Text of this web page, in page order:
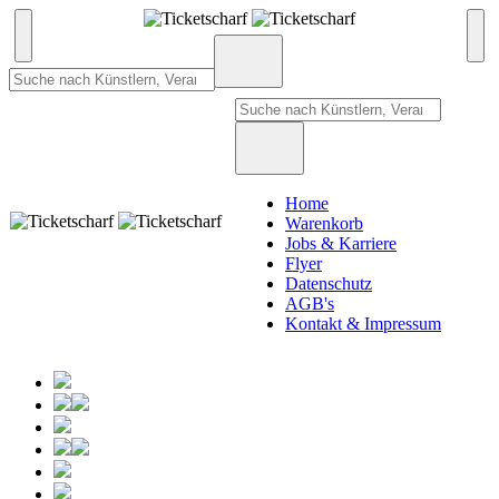
Home
Warenkorb
Jobs & Karriere
Flyer
Datenschutz
AGB's
Kontakt & Impressum